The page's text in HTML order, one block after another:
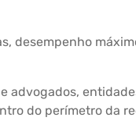
desempenho
advogados,
do perímetro da